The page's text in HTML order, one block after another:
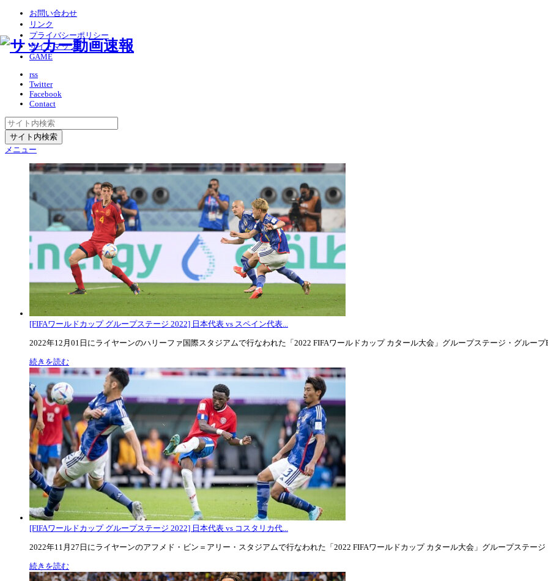
お問い合わせ
リンク
プライバシーポリシー
サイトマップ
GAME
rss
Twitter
Facebook
Contact
メニュー
[FIFAワールドカップ グループステージ 2022] 日本代表 vs スペイン代表...
2022年12月01日にライヤーンのハリーファ国際スタジアムで行なわれた「2022 FIFAワールドカップ カタール大会」グループステージ・グループ
続きを読む
[FIFAワールドカップ グループステージ 2022] 日本代表 vs コスタリカ代...
2022年11月27日にライヤーンのアフメド・ビン＝アリー・スタジアムで行なわれた「2022 FIFAワールドカップ カタール大会」グループステージ
続きを読む